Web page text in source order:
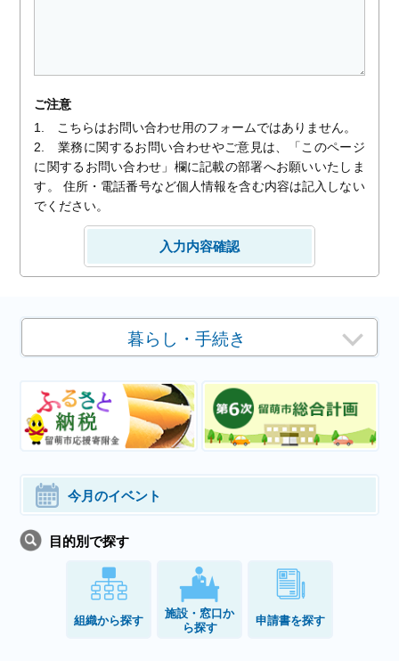
ご注意
1. こちらはお問い合わせ用のフォームではありません。
2. 業務に関するお問い合わせやご意見は、「このページ
に関するお問い合わせ」欄に記載の部署へお願いいたしま
す。 住所・電話番号など個人情報を含む内容は記入しない
でください。
暮らし・手続き
今月のイベント
目的別で探す
組織から探す
施設・窓口か
ら探す
申請書を探す